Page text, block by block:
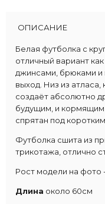
ОПИСАНИЕ
Белая футболка с
отличный вариант
джинсами, брюками и
выход. Низ из
создаёт абсолютно
будущим, и кормящим
спрятан под
Футболка сшита из
трикотажа, отлично
Рост модели на фото -
Длина около 60см